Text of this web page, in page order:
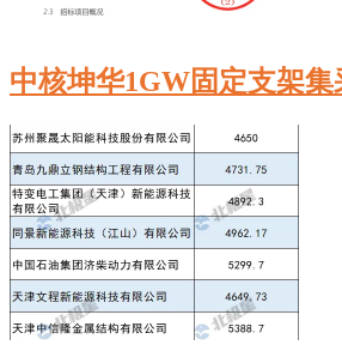
中核坤华‌1GW固定支架集